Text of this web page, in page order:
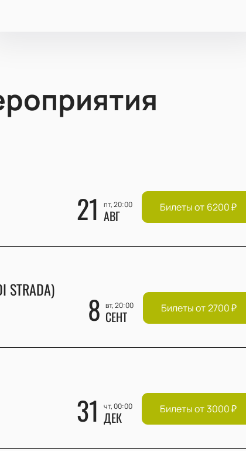
21 пт, 20:00
АВГ Билеты от 6200₽
8 вт, 20:00
СЕНТ Билеты от 2700₽
31 чт, 00:00
ДЕК Билеты от 3000₽